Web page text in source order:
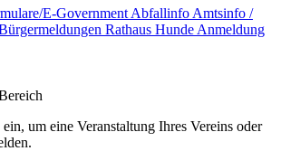
E-Government Abfallinfo Amtsinfo /
Rathaus Hunde Anmeldung
um eine Veranstaltung Ihres Vereins oder